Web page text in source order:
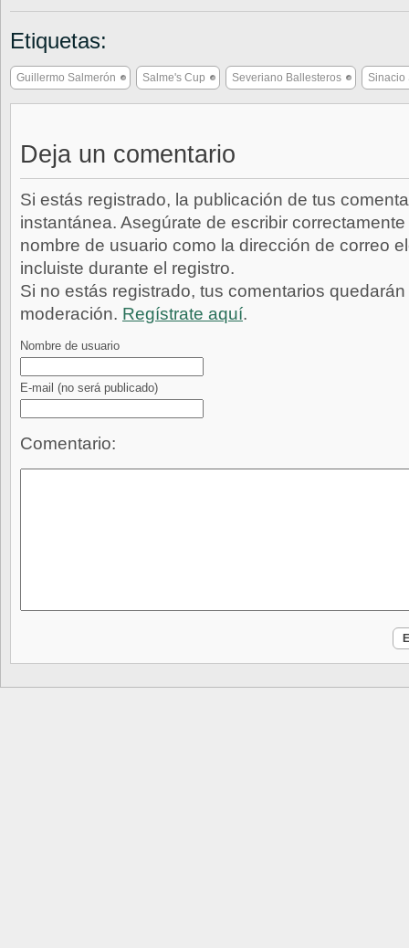
Etiquetas:
Guillermo Salmerón Salme's Cup Severiano Ballesteros Sinacio
Deja un comentario
Si estás registrado, la publicación de tus
instantánea. Asegúrate de escribir
nombre de usuario como la dirección de correo
incluiste durante el registro.
Si no estás registrado, tus comentarios
moderación. Regístrate aquí.
Nombre de usuario
E-mail (no será publicado)
Comentario: